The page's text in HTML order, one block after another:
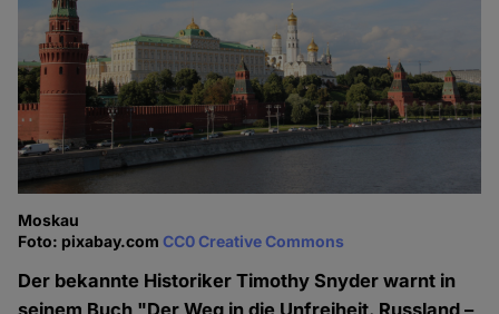
Moskau
Foto: pixabay.comCC0 Creative Commons
Der bekannte Historiker Timothy Snyder warnt in